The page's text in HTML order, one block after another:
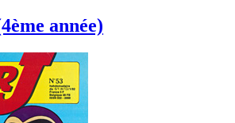
année)